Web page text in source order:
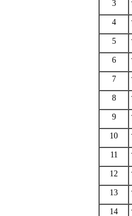
3
4
5
6
7
8
9
10
11
12
13
14